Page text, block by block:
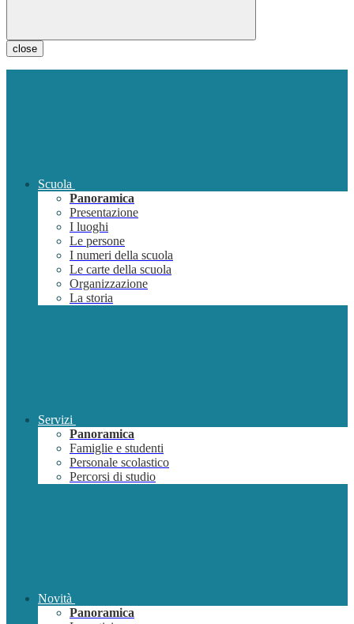
close
Scuola
Panoramica
Presentazione
I luoghi
Le persone
I numeri della scuola
Le carte della scuola
Organizzazione
La storia
Servizi
Panoramica
Famiglie e studenti
Personale scolastico
Percorsi di studio
Novità
Panoramica